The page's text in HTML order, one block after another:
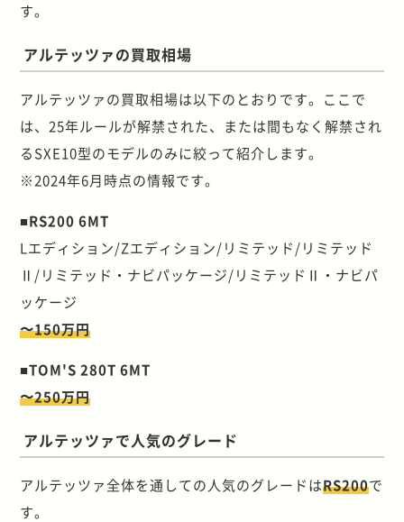
す。
アルテッツァの買取相場
アルテッツァの買取相場は以下のとおりです。ここで
は、25年ルールが解禁された、または間もなく解禁され
るSXE10型のモデルのみに絞って紹介します。
※2024年6月時点の情報です。
■RS200 6MT
Lエディション/Zエディション/リミテッド/リミテッド
Ⅱ/リミテッド・ナビパッケージ/リミテッドⅡ・ナビパ
ッケージ
〜150万円
■TOM'S 280T 6MT
〜250万円
アルテッツァで人気のグレード
アルテッツァ全体を通しての人気のグレードはRS200で
す。